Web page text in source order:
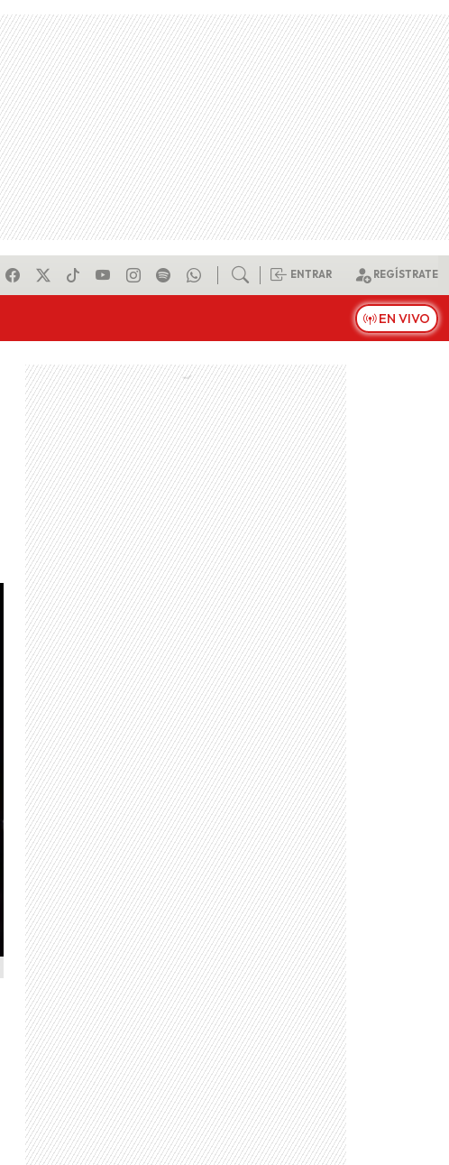
ENTRAR REGÍSTRATE
EN VIVO